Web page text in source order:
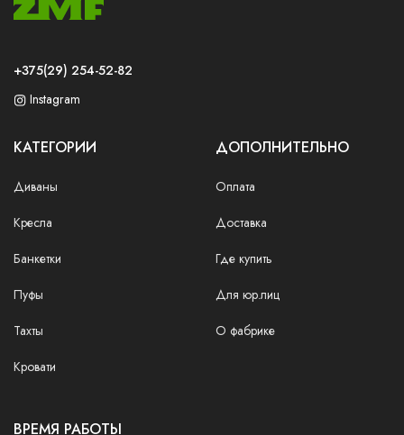
+375(29) 254-52-82
Instagram
КАТЕГОРИИ
Диваны
Кресла
Банкетки
Пуфы
Тахты
Кровати
ДОПОЛНИТЕЛЬНО
Оплата
Доставка
Где купить
Для юр.лиц
О фабрике
ВРЕМЯ РАБОТЫ